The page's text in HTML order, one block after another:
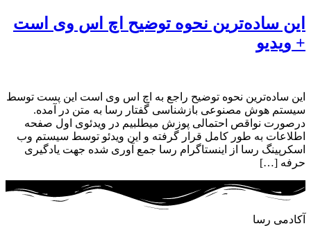
این ساده‌ترین نحوه توضیح اچ اس وی است
+ ویدیو
این ساده‌ترین نحوه توضیح راجع به اچ اس وی است این پست توسط
سیستم هوش مصنوعی بازشناسی گفتار رسا به متن در آمده.
درصورت نواقص احتمالی پوزش میطلبیم در ویدئوی اول صفحه
اطلاعات به طور کامل قرار گرفته و این ویدئو توسط سیستم وب
اسکرپینگ رسا از اینستاگرام رسا جمع آوری شده جهت یادگیری
حرفه […]
آکادمی رسا